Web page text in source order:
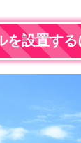
を設置す